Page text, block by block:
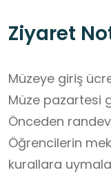
Ziyaret
Müzeye giriş
Müze pazartesi
Önceden
Öğrencilerin
kurallara